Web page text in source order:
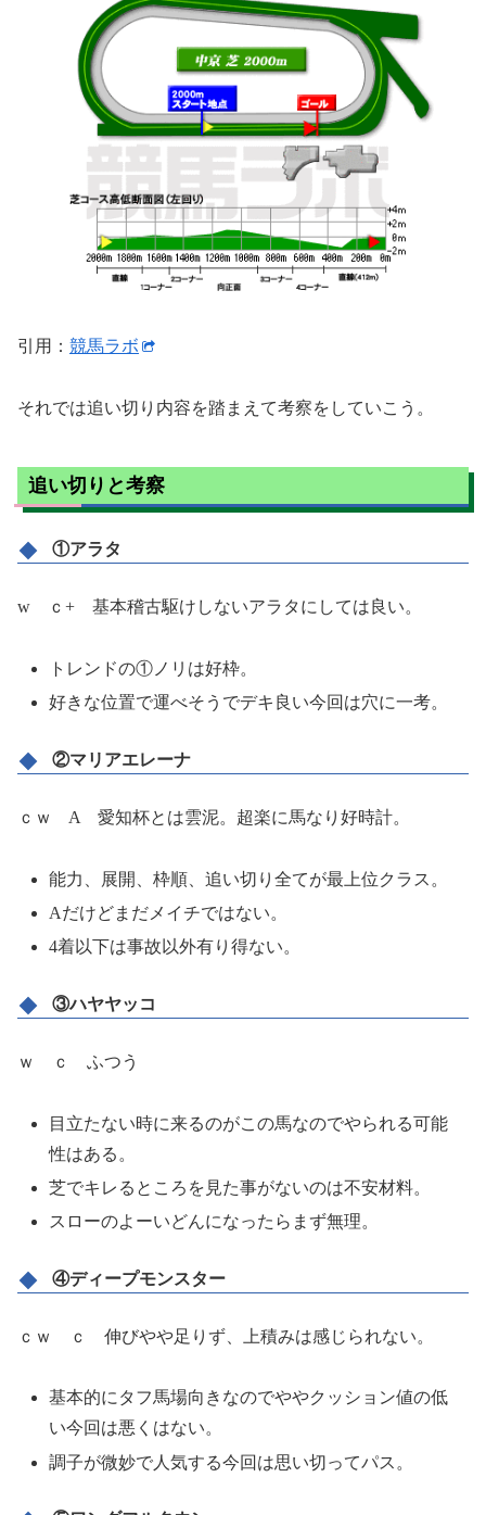
引用： 競馬ラボ
それでは追い切り内容を踏まえて考察をしていこう。
追い切りと考察
①アラタ
w ｃ+ 基本稽古駆けしないアラタにしては良い。
トレンドの①ノリは好枠。
好きな位置で運べそうでデキ良い今回は穴に一考。
②マリアエレーナ
ｃｗ A 愛知杯とは雲泥。超楽に馬なり好時計。
能力、展開、枠順、追い切り全てが最上位クラス。
Aだけどまだメイチではない。
4着以下は事故以外有り得ない。
③ハヤヤッコ
ｗ ｃ ふつう
目立たない時に来るのがこの馬なのでやられる可能
性はある。
芝でキレるところを見た事がないのは不安材料。
スローのよーいどんになったらまず無理。
④ディープモンスター
ｃｗ ｃ 伸びやや足りず、上積みは感じられない。
基本的にタフ馬場向きなのでややクッション値の低
い今回は悪くはない。
調子が微妙で人気する今回は思い切ってパス。